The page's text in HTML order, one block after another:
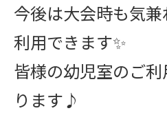
今後は大会時も気
利用できます✨
皆様の幼児室のご
ります♪